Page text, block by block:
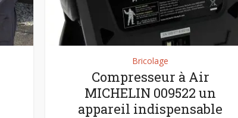
Bricolage
Compresseur à Air
MICHELIN 009522 un
appareil indispensable